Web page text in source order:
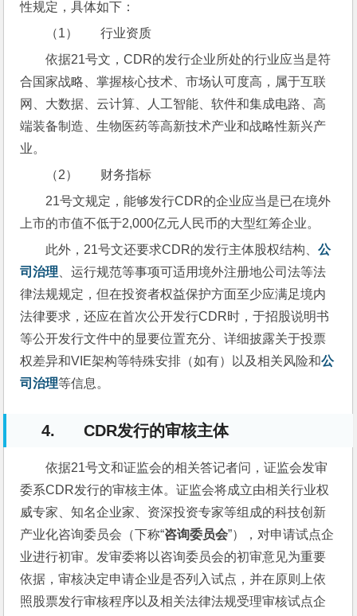
性规定，具体如下：
（1）       行业资质
依据21号文，CDR的发行企业所处的行业应当是符
合国家战略、掌握核心技术、市场认可度高，属于互联
网、大数据、云计算、人工智能、软件和集成电路、高
端装备制造、生物医药等高新技术产业和战略性新兴产
业。
（2）       财务指标
21号文规定，能够发行CDR的企业应当是已在境外
上市的市值不低于2,000亿元人民币的大型红筹企业。
此外，21号文还要求CDR的发行主体股权结构、公
司治理 、运行规范等事项可适用境外注册地公司法等法
律法规规定，但在投资者权益保护方面至少应满足境内
法律要求，还应在首次公开发行CDR时，于招股说明书
等公开发行文件中的显要位置充分、详细披露关于投票
权差异和VIE架构等特殊安排（如有）以及相关风险和公
司治理等信息。
4. CDR发行的审核主体
依据21号文和证监会的相关答记者问，证监会发审
委系CDR发行的审核主体。证监会将成立由相关行业权
威专家、知名企业家、资深投资专家等组成的科技创新
产业化咨询委员会（下称“咨询委员会”），对申请试点企
业进行初审。发审委将以咨询委员会的初审意见为重要
依据，审核决定申请企业是否列入试点，并在原则上依
照股票发行审核程序以及相关法律法规受理审核试点企